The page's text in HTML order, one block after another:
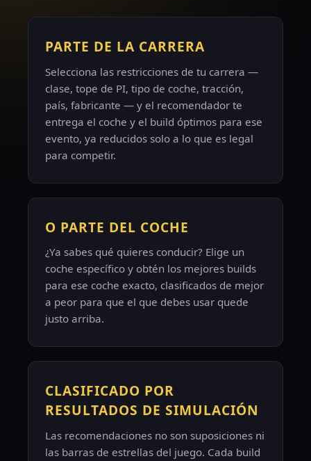
PARTE DE LA CARRERA
Selecciona las restricciones de tu carrera —
clase, tope de PI, tipo de coche, tracción,
país, fabricante — y el recomendador te
entrega el coche y el build óptimos para ese
evento, ya reducidos solo a lo que es legal
para competir.
O PARTE DEL COCHE
¿Ya sabes qué quieres conducir? Elige un
coche específico y obtén los mejores builds
para ese coche exacto, clasificados de mejor
a peor para que el que debes usar quede
justo arriba.
CLASIFICADO POR
RESULTADOS DE SIMULACIÓN
Las recomendaciones no son suposiciones ni
las barras de estrellas del juego. Cada build